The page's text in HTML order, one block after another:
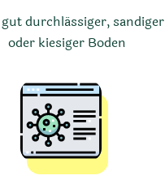
durchlässiger, sandiger
oder kiesiger Boden